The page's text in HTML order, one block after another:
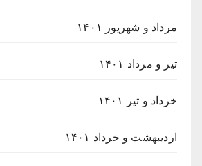
مرداد و شهریور ۱۴۰۱
تیر و مرداد ۱۴۰۱
خرداد و تیر ۱۴۰۱
اردیبهشت و خرداد ۱۴۰۱